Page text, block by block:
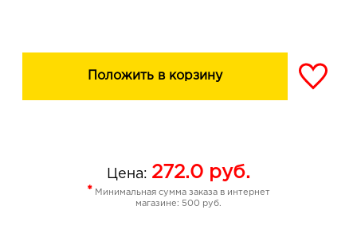
Положить в корзину
Цена: 272.0 руб.
* Минимальная сумма заказа в интернет
магазине: 500 руб.